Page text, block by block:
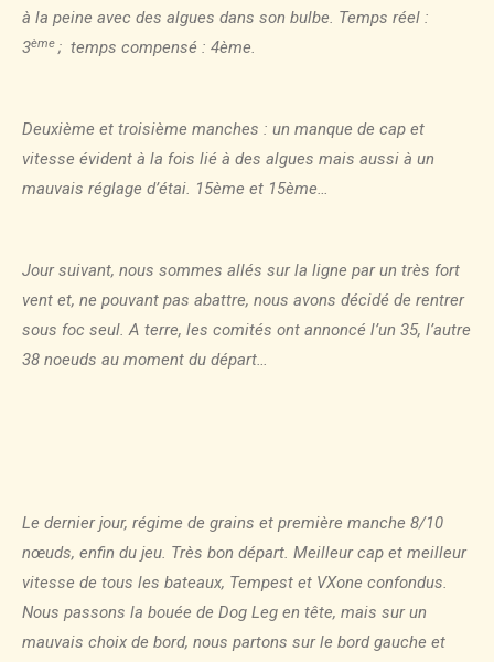
à la peine avec des algues dans son bulbe. Temps réel :
3ème ; temps compensé : 4ème.
Deuxième et troisième manches : un manque de cap et
vitesse évident à la fois lié à des algues mais aussi à un
mauvais réglage d’étai. 15ème et 15ème…
Jour suivant, nous sommes allés sur la ligne par un très fort
vent et, ne pouvant pas abattre, nous avons décidé de rentrer
sous foc seul. A terre, les comités ont annoncé l’un 35, l’autre
38 noeuds au moment du départ…
Le dernier jour, régime de grains et première manche 8/10
nœuds, enfin du jeu. Très bon départ. Meilleur cap et meilleur
vitesse de tous les bateaux, Tempest et VXone confondus.
Nous passons la bouée de Dog Leg en tête, mais sur un
mauvais choix de bord, nous partons sur le bord gauche et